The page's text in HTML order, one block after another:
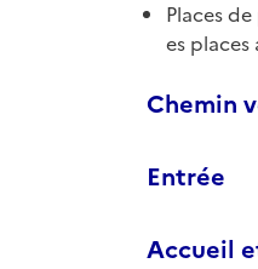
Places
es places
Chemin
Entrée
Accueil